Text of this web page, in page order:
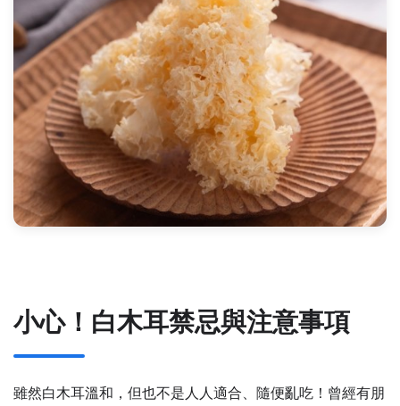
小心！白木耳禁忌與注意事項
雖然白木耳溫和，但也不是人人適合、隨便亂吃！曾經有朋